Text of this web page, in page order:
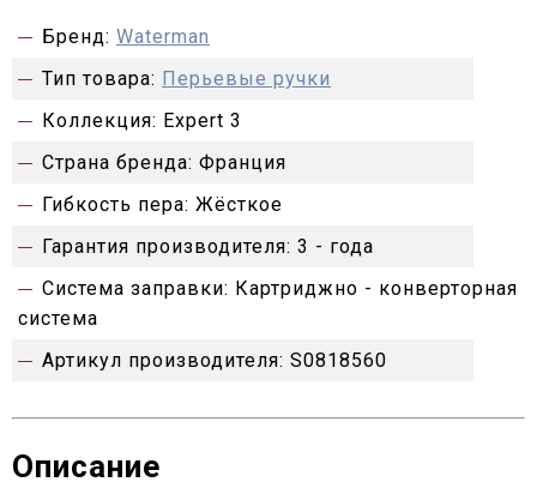
Бренд: Waterman
Тип товара: Перьевые ручки
Коллекция: Expert 3
Страна бренда: Франция
Гибкость пера: Жёсткое
Гарантия производителя: 3 - года
Система заправки: Картриджно - конверторная
система
Артикул производителя: S0818560
Описание